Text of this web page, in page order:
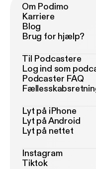
Om Podimo
Karriere
Blog
Brug for hjælp?
Til Podcastere
Log ind som
Podcaster FAQ
Lyt på iPhone
Lyt på Android
Lyt på nettet
Instagram
Tiktok